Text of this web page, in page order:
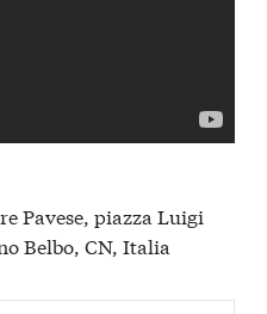
Pavese, piazza Luigi
Belbo, CN, Italia